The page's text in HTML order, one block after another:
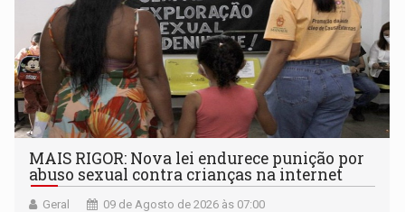
MAIS RIGOR: Nova lei endurece punição por
abuso sexual contra crianças na internet
Geral 09 de Agosto de 2026 às 07:00